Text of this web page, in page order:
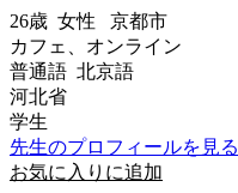
26歳 女性 京都市
カフェ、オンライン
普通語 北京語
河北省
学生
先生のプロフィールを見る
お気に入りに追加